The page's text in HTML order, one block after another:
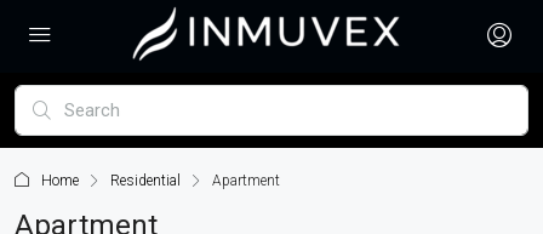
Home Residential Apartment
Apartment